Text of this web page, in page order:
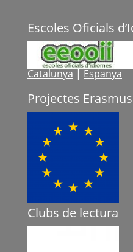
Escoles Oficials
Catalunya | Espanya
Projectes
Clubs de lectura